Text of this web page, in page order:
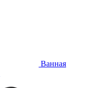
Ванная